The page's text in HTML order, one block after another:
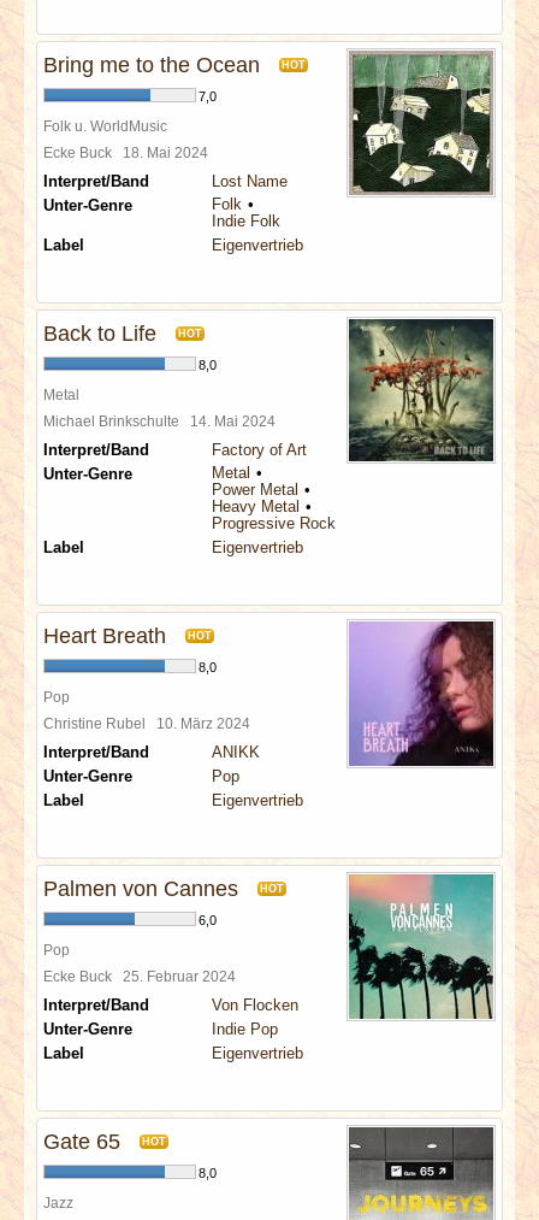
Bring me to the Ocean HOT
7,0
Folk u. WorldMusic
Ecke Buck 18. Mai 2024
Interpret/Band
Lost Name
Unter-Genre
Folk
Indie Folk
Label
Eigenvertrieb
Back to Life HOT
8,0
Metal
Michael Brinkschulte 14. Mai 2024
Interpret/Band
Factory of Art
Unter-Genre
Metal
Power Metal
Heavy Metal
Progressive Rock
Label
Eigenvertrieb
Heart Breath HOT
8,0
Pop
Christine Rubel 10. März 2024
Interpret/Band
ANIKK
Unter-Genre
Pop
Label
Eigenvertrieb
Palmen von Cannes HOT
6,0
Pop
Ecke Buck 25. Februar 2024
Interpret/Band
Von Flocken
Unter-Genre
Indie Pop
Label
Eigenvertrieb
Gate 65 HOT
8,0
Jazz